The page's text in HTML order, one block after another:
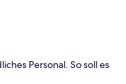
Personal. So soll es